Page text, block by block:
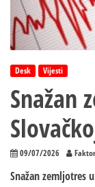
Desk Vijesti
Snažan
09/07/2026
Snažan zemljotres